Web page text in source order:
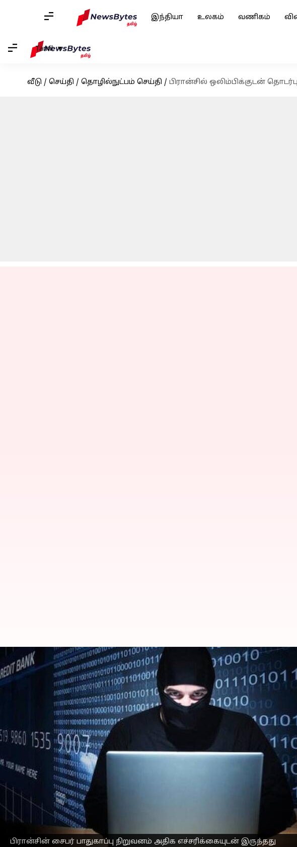
இந்தியா உலகம் வணிகம்
Tamil
வீடு / செய்தி / தொழில்நுட்பம் செய்தி / பிரான்சில் ஒலிம்பிக்குடன்
பிரான்சின் சைபர் பாதுகாப்பு நிறுவனம் அதிக எச்சரிக்கையுடன் இருந்தது
பிரான்சில் ஒலிம்பிக்குடன்
பதிவு
Venkatalakshmi V Aug 14, 2024 02:48 pm
செய்தி முன்னோட்டம்
பாரிஸ் ஒலிம்பிக்கின் போது 140க்கும் மேற்பட்ட சைபர்
போட்டிகளுக்கு இடையூறு ஏற்படுத்தவில்லை என்றும்
ஒலிம்பிக்போட்டிகளின் தொடக்கத்திலும், அனைத்து
போக்குவரத்தை சீர்குலைக்கும் திறன் கொண்ட
எச்சரிக்கையுடன் இருந்தது.
ஜூலை 26 மற்றும் ஆகஸ்ட் 11 க்கு இடையில்,
கொண்ட"பாதுகாப்பு நிகழ்வுகள்" தொடர்பான 119